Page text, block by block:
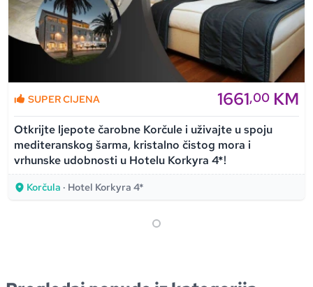
SUPER CIJENA 1661,00 KM
Otkrijte ljepote čarobne Korčule i uživajte u spoju
mediteranskog šarma, kristalno čistog mora i
vrhunske udobnosti u Hotelu Korkyra 4*!
Korčula · Hotel Korkyra 4*